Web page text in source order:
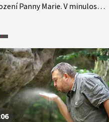
Panny Marie. V minulosti
z Komárova. V kostele
hřbitově najdeme
uměleckých odlitků, které
v komárovských slévárnách.